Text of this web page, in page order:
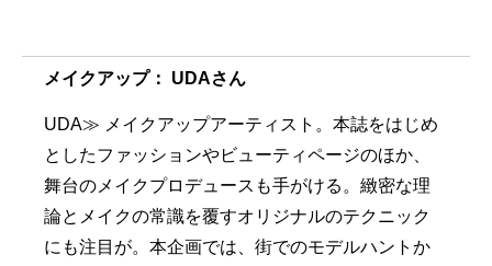
メイクアップ： UDAさん
UDA≫ メイクアップアーティスト。本誌をはじめ
としたファッションやビューティページのほか、
舞台のメイクプロデュースも手がける。緻密な理
論とメイクの常識を覆すオリジナルのテクニック
にも注目が。本企画では、街でのモデルハントか